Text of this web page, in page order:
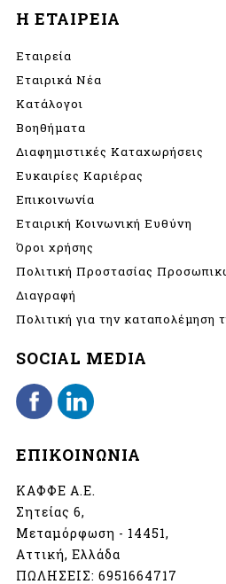
Η ΕΤΑΙΡΕΙΑ
Εταιρεία
Εταιρικά Νέα
Κατάλογοι
Βοηθήματα
Διαφημιστικές Καταχωρήσεις
Ευκαιρίες Καριέρας
Επικοινωνία
Εταιρική Κοινωνική Ευθύνη
Όροι χρήσης
Πολιτική Προστασίας
Διαγραφή
Πολιτική για την καταπολέμηση
SOCIAL MEDIA
ΕΠΙΚΟΙΝΩΝΙΑ
ΚΑΦΦΕ Α.Ε.
Σητείας 6,
Μεταμόρφωση - 14451,
Αττική, Ελλάδα
ΠΩΛΗΣΕΙΣ: 6951664717